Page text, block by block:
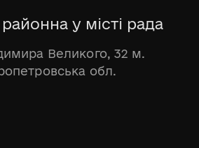
у місті рада
Великого, 32 м.
обл.